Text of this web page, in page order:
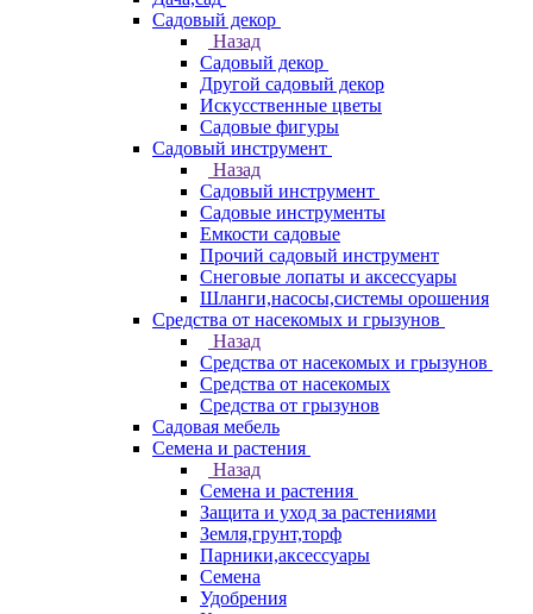
Садовый декор
Назад
Садовый декор
Другой садовый декор
Искусственные цветы
Садовые фигуры
Садовый инструмент
Назад
Садовый инструмент
Садовые инструменты
Емкости садовые
Прочий садовый инструмент
Снеговые лопаты и аксессуары
Шланги,насосы,системы орошения
Средства от насекомых и грызунов
Назад
Средства от насекомых и грызунов
Средства от насекомых
Средства от грызунов
Садовая мебель
Семена и растения
Назад
Семена и растения
Защита и уход за растениями
Земля,грунт,торф
Парники,аксессуары
Семена
Удобрения